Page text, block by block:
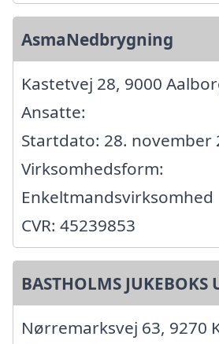
AsmaNedbrygning
Kastetvej 28, 9000
Ansatte:
Startdato: 28. november
Virksomhedsform:
Enkeltmandsvirksomhed
CVR: 45239853
BASTHOLMS JUKEBOKS
Nørremarksvej 63, 9270